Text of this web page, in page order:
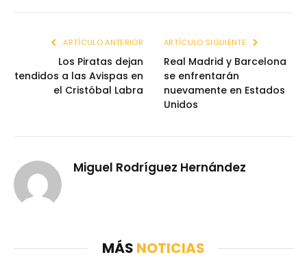
ARTÍCULO ANTERIOR
Los Piratas dejan
tendidos a las Avispas en
el Cristóbal Labra
ARTÍCULO SIGUIENTE
Real Madrid y Barcelona
se enfrentarán
nuevamente en Estados
Unidos
Miguel Rodríguez Hernández
MÁS NOTICIAS